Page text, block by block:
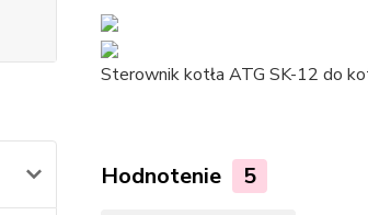
Sterownik kotła ATG SK-12 do
Hodnotenie 5